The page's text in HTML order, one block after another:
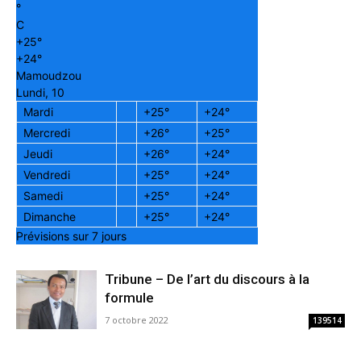
°
C
+25°
+24°
Mamoudzou
Lundi, 10
Mardi
+25° +24°
Mercredi
+26° +25°
Jeudi
+26° +24°
Vendredi
+25° +24°
Samedi
+25° +24°
Dimanche
+25° +24°
Prévisions sur 7 jours
Tribune – De l’art du discours à la
formule
7 octobre 2022 139514